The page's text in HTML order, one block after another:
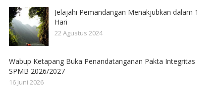
Jelajahi Pemandangan Menakjubkan dalam 1
Hari
22 Agustus 2024
Wabup Ketapang Buka Penandatanganan Pakta Integritas
SPMB 2026/2027
16 Juni 2026